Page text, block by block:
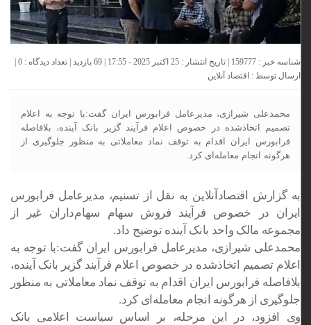
شناسه خبر : 159777 | تاریخ انتشار : 25 اکتبر 2025 - 17:55 | 69 بازدید | تعداد دیدگاه : 0
|
ارسال توسط :اقتصاد آنلاین
محمدعلی شیرازی، مدیرعامل فرابورس ایران گفت:با توجه به اعلام
تصمیم اتخاذشده در خصوص اعلام فرآیند گزیر بانک آینده، بلافاصله
فرابورس ایران اقدام به توقف نماد معاملاتی به منظور جلوگیری از
هرگونه انجام معامله‌ای کرد.
به گزارش اقتصادآنلاین به نقل از تسنیم، مدیرعامل فرابورس
ایران در خصوص فرآیند فروش سهام سهام‌داران غیر از
مجموعه مالک واحد بانک آینده توضیح داد.
محمدعلی شیرازی، مدیرعامل فرابورس ایران گفت:با توجه به
اعلام تصمیم اتخاذشده در خصوص اعلام فرآیند گزیر بانک آینده،
بلافاصله فرابورس ایران اقدام به توقف نماد معاملاتی به منظور
جلوگیری از هرگونه انجام معامله‌ای کرد.
وی افزود، در این مرحله، بر اساس سیاست اعلامی بانک